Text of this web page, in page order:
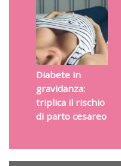
Diabete in
gravidanza:
triplica il rischio
di parto cesareo